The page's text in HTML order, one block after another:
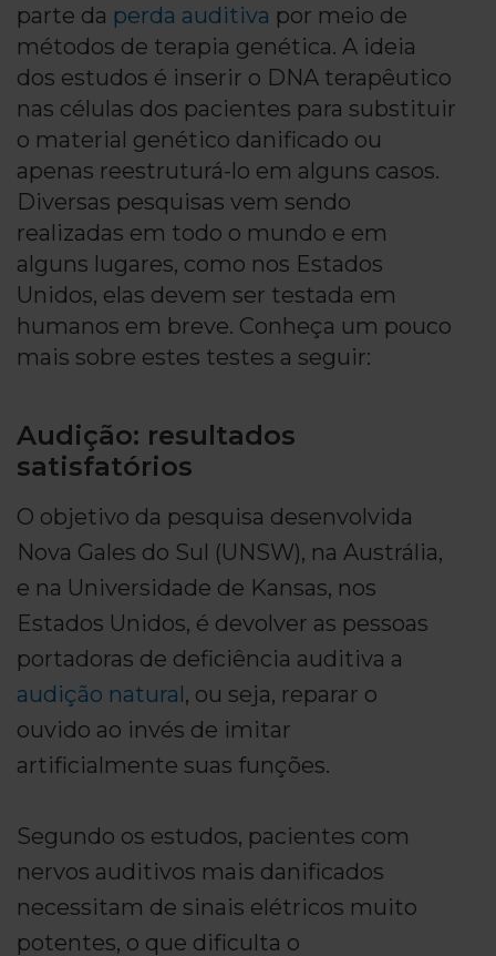
parte da perda auditiva por meio de
métodos de terapia genética. A ideia
dos estudos é inserir o DNA terapêutico
nas células dos pacientes para substituir
o material genético danificado ou
apenas reestruturá-lo em alguns casos.
Diversas pesquisas vem sendo
realizadas em todo o mundo e em
alguns lugares, como nos Estados
Unidos, elas devem ser testada em
humanos em breve. Conheça um pouco
mais sobre estes testes a seguir:
Audição: resultados
satisfatórios
O objetivo da pesquisa desenvolvida
Nova Gales do Sul (UNSW), na Austrália,
e na Universidade de Kansas, nos
Estados Unidos, é devolver as pessoas
portadoras de deficiência auditiva a
audição natural, ou seja, reparar o
ouvido ao invés de imitar
artificialmente suas funções.
Segundo os estudos, pacientes com
nervos auditivos mais danificados
necessitam de sinais elétricos muito
potentes, o que dificulta o